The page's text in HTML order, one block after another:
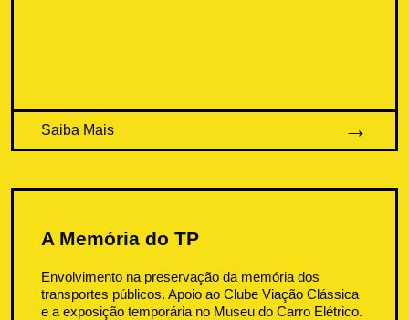
Saiba Mais
A Memória do TP
Envolvimento na preservação da memória dos
transportes públicos. Apoio ao Clube Viação Clássica
e a exposição temporária no Museu do Carro Elétrico.